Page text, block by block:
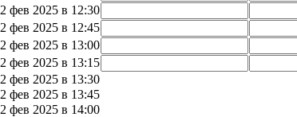
2 фев 2025 в 12:30
2 фев 2025 в 12:45
2 фев 2025 в 13:00
2 фев 2025 в 13:15
2 фев 2025 в 13:30
2 фев 2025 в 13:45
2 фев 2025 в 14:00